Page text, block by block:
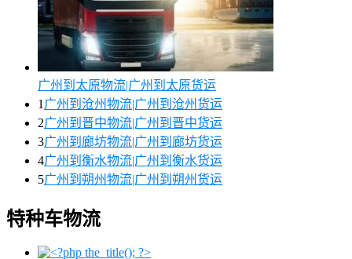
广州到太原物流|广州到太原货运
1 广州到沧州物流|广州到沧州货运
2广州到晋中物流|广州到晋中货运
3广州到廊坊物流|广州到廊坊货运
4广州到衡水物流|广州到衡水货运
5广州到朔州物流|广州到朔州货运
特种车物流